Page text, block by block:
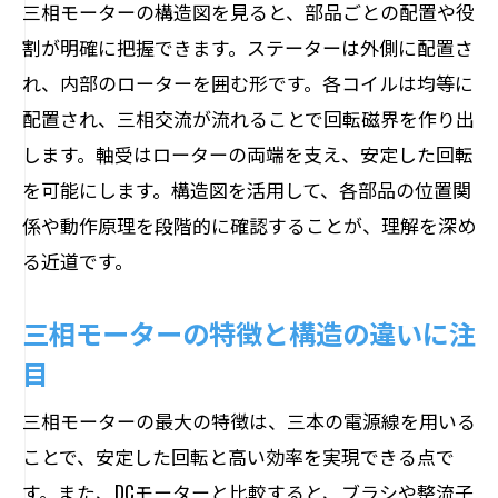
三相モーターの構造図を見ると、部品ごとの配置や役
割が明確に把握できます。ステーターは外側に配置さ
れ、内部のローターを囲む形です。各コイルは均等に
配置され、三相交流が流れることで回転磁界を作り出
します。軸受はローターの両端を支え、安定した回転
を可能にします。構造図を活用して、各部品の位置関
係や動作原理を段階的に確認することが、理解を深め
る近道です。
三相モーターの特徴と構造の違いに注
目
三相モーターの最大の特徴は、三本の電源線を用いる
ことで、安定した回転と高い効率を実現できる点で
す。また、DCモーターと比較すると、ブラシや整流子